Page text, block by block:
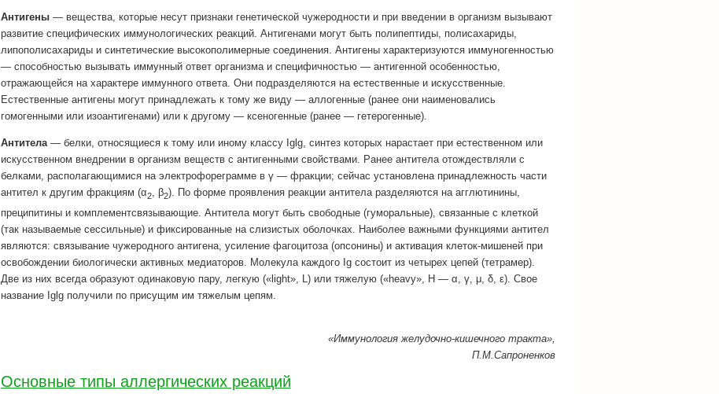
Антигены— вещества, которые несут признаки генетической чужеродности и при введении в организм вызывают
развитие специфических иммунологических реакций. Антигенами могут быть полипептиды, полисахариды,
липополисахариды и синтетические высокополимерные соединения. Антигены характеризуются иммуногенностью
— способностью вызывать иммунный ответ организма и специфичностью — антигенной особенностью,
отражающейся на характере иммунного ответа. Они подразделяются на естественные и искусственные.
Естественные антигены могут принадлежать к тому же виду — аллогенные (ранее они наименовались
гомогенными или изоантигенами) или к другому — ксеногенные (ранее — гетерогенные).
Антитела— белки, относящиеся к тому или иному классу Iglg, синтез которых нарастает при естественном или
искусственном внедрении в организм веществ с антигенными свойствами. Ранее антитела отождествляли с
белками, располагающимися на электрофореграмме в γ — фракции; сейчас установлена принадлежность части
антител к другим фракциям (α2, β2). По форме проявления реакции антитела разделяются на агглютинины,
преципитины и комплементсвязывающие. Антитела могут быть свободные (гуморальные), связанные с клеткой
(так называемые сессильные) и фиксированные на слизистых оболочках. Наиболее важными функциями антител
являются: связывание чужеродного антигена, усиление фагоцитоза (опсонины) и активация клеток-мишеней при
освобождении биологически активных медиаторов. Молекула каждого Ig состоит из четырех цепей (тетрамер).
Две из них всегда образуют одинаковую пару, легкую («light», L) или тяжелую («heavy», Н — α, γ, μ, δ, ε). Свое
название Iglg получили по присущим им тяжелым цепям.
«Иммунология желудочно-кишечного тракта»,
П.М.Сапроненков
Основные типы аллергических реакций